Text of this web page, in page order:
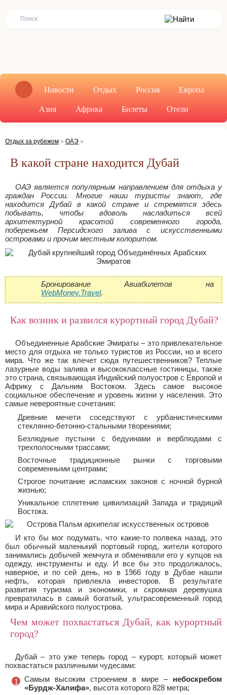
Новости Отдых Россия Европа
Азия Африка Билеты Отели
Отдых за рубежом » ОАЭ »
В какой стране находится Дубай
ОАЭ является популярным направлением для отдыха у
граждан России. Многие наши туристы знают, где
находится Дубай в какой стране и стремятся здесь
побывать, чтобы вдоволь насладиться всей
архитектурной красотой современного города,
побережьем Персидского залива с искусственными
островами и прочим местным колоритом.
Бронирование Авиабилетов на
WebMoney.Travel.
Как возник и развился курортный город Дубай?
Объединенные Арабские Эмираты – это привлекательное
место для отдыха не только туристов из России, но и всего
мира. Что же так влечет сюда путешественников? Теплые
лазурные воды залива и высококлассные гостиницы, также
это страна, связывающая Индийский полуостров с Европой и
Африку с Дальним Востоком. Здесь самое высокое
социальное обеспечение и уровень жизни у населения. Это
самые невероятные сочетания:
Древние мечети соседствуют с урбанистическими
стеклянно-бетонно-стальными творениями;
Безлюдные пустыни с бедуинами и верблюдами с
трехполосными трассами;
Восточные традиционные рынки с торговыми
современными центрами;
Строгое почитание исламских законов с ночной бурной
жизнью;
Уникальное сплетение цивилизаций Запада и традиций
Востока.
И кто бы мог подумать, что какие-то полвека назад, это
был обычный маленький портовый город, жители которого
занимались добычей жемчуга и обменивали его у купцов на
одежду, инструменты и еду. И все бы это продолжалось,
наверное, и по сей день, но в 1966 году в Дубае нашли
нефть, которая привлекла инвесторов. В результате
развития туризма и экономики, и скромная деревушка
превратилась в самый богатый, ультрасовременный город
мира и Аравийского полуострова.
Чем может похвастаться Дубай, как курортный
город?
Дубай – это уже теперь город – курорт, который может
похвастаться различными чудесами:
Самым высоким строением в мире – небоскребом
«Бурдж-Халифа», высота которого 828 метра;